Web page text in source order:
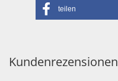
teilen
Kundenrezensionen